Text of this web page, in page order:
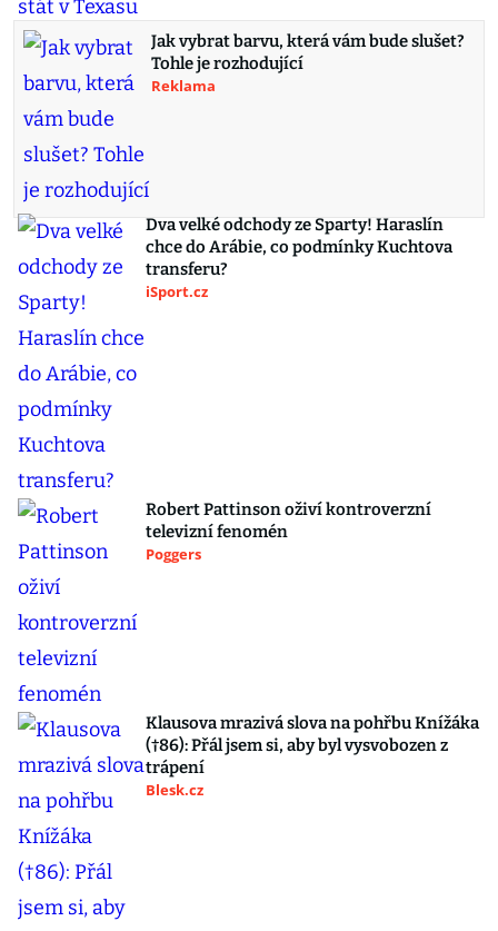
Jak vybrat barvu, která vám bude slušet?
Tohle je rozhodující
Reklama
Dva velké odchody ze Sparty! Haraslín
chce do Arábie, co podmínky Kuchtova
transferu?
iSport.cz
Robert Pattinson oživí kontroverzní
televizní fenomén
Poggers
Klausova mrazivá slova na pohřbu Knížáka
(†86): Přál jsem si, aby byl vysvobozen z
trápení
Blesk.cz